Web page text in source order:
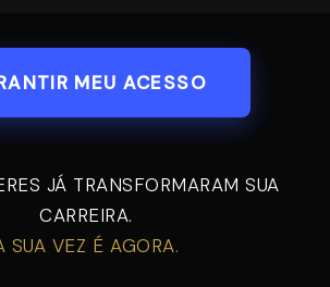
MEU ACESSO
JÁ TRANSFORMARAM SUA
CARREIRA.
SUA VEZ É AGORA.